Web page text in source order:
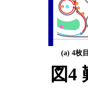
(a) 4枚
図4